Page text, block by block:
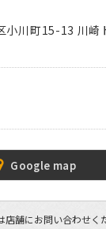
小川町15-13 川崎
Google map
店舗にお問い合わせく